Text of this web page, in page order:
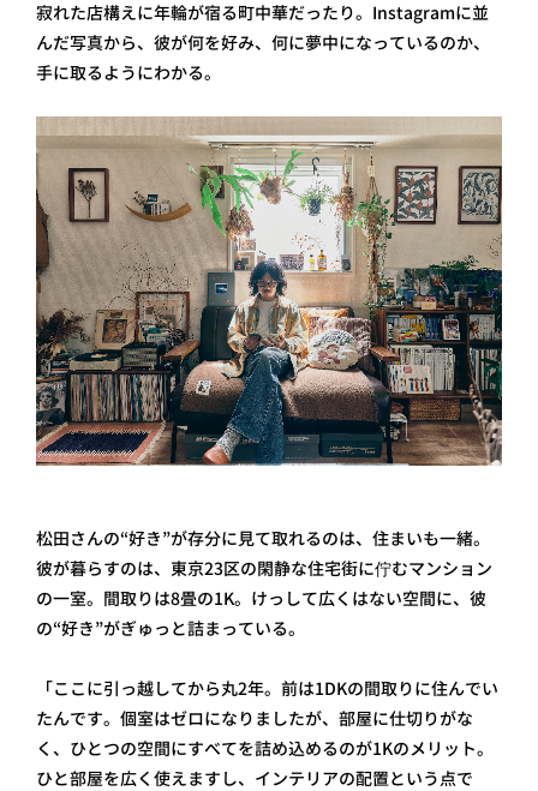
寂れた店構えに年輪が宿る町中華だったり。Instagramに並
んだ写真から、彼が何を好み、何に夢中になっているのか、
手に取るようにわかる。
松田さんの“好き”が存分に見て取れるのは、住まいも一緒。
彼が暮らすのは、東京23区の閑静な住宅街に佇むマンション
の一室。間取りは8畳の1K。けっして広くはない空間に、彼
の“好き”がぎゅっと詰まっている。
「ここに引っ越してから丸2年。前は1DKの間取りに住んでい
たんです。個室はゼロになりましたが、部屋に仕切りがな
く、ひとつの空間にすべてを詰め込めるのが1Kのメリット。
ひと部屋を広く使えますし、インテリアの配置という点で